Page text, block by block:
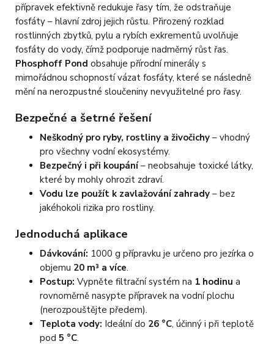
přípravek efektivně redukuje řasy tím, že odstraňuje
fosfáty – hlavní zdroj jejich růstu. Přirozený rozklad
rostlinných zbytků, pylu a rybích exkrementů uvolňuje
fosfáty do vody, čímž podporuje nadměrný růst řas.
Phosphoff Pond obsahuje přírodní minerály s
mimořádnou schopností vázat fosfáty, které se následně
mění na nerozpustné sloučeniny nevyužitelné pro řasy.
Bezpečné a šetrné řešení
Neškodný pro ryby, rostliny a živočichy – vhodný
pro všechny vodní ekosystémy.
Bezpečný i při koupání– neobsahuje toxické látky,
které by mohly ohrozit zdraví.
Vodu lze použít k zavlažování zahrady – bez
jakéhokoli rizika pro rostliny.
Jednoduchá aplikace
Dávkování: 1000 g přípravku je určeno pro jezírka o
objemu 20 m³ a více.
Postup: Vypněte filtrační systém na 1 hodinu a
rovnoměrně nasypte přípravek na vodní plochu
(nerozpouštějte předem).
Teplota vody: Ideální do 26 °C, účinný i při teplotě
pod5 °C.